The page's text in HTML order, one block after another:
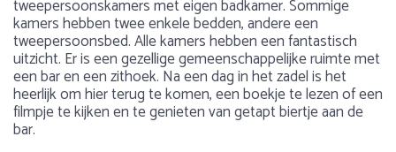
tweepersoonskamers met eigen badkamer. Sommige
kamers hebben twee enkele bedden, andere een
tweepersoonsbed. Alle kamers hebben een fantastisch
uitzicht. Er is een gezellige gemeenschappelijke ruimte met
een bar en een zithoek. Na een dag in het zadel is het
heerlijk om hier terug te komen, een boekje te lezen of een
filmpje te kijken en te genieten van getapt biertje aan de
bar.